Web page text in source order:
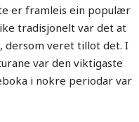
er framleis ein populær
tradisjonelt var det at
dersom veret tillot det. I
var den viktigaste
i nokre periodar var